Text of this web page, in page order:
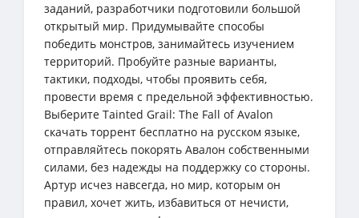
заданий, разработчики подготовили большой
открытый мир. Придумывайте способы
победить монстров, занимайтесь изучением
территорий. Пробуйте разные варианты,
тактики, подходы, чтобы проявить себя,
провести время с предельной эффективностью.
Выберите Tainted Grail: The Fall of Avalon
скачать торрент бесплатно на русском языке,
отправляйтесь покорять Авалон собственными
силами, без надежды на поддержку со стороны.
Артур исчез навсегда, но мир, которым он
правил, хочет жить, избавиться от нечисти,